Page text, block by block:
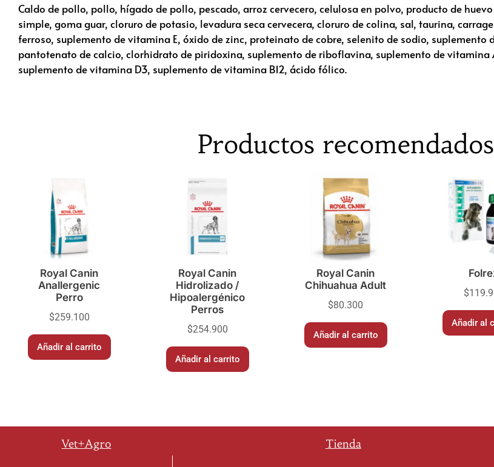
Caldo de pollo, pollo, hígado de pollo, pescado, arroz cervecero, celulosa en polvo, producto de
simple, goma guar, cloruro de potasio, levadura seca cervecera, cloruro de colina, sal, taurina,
ferroso, suplemento de vitamina E, óxido de zinc, proteinato de cobre, selenito de sodio,
pantotenato de calcio, clorhidrato de piridoxina, suplemento de riboflavina, suplemento de vitamina
suplemento de vitamina D3, suplemento de vitamina B12, ácido fólico.
Productos recomendados
Royal Canin
Anallergenic
Perro
$259.100
Añadir al carrito
Royal Canin
Hidrolizado /
Hipoalergénico
Perros
$254.900
Añadir al carrito
Royal Canin
Chihuahua Adult
$80.300
Añadir al carrito
$
Añadir al
Vet+Agro Tienda